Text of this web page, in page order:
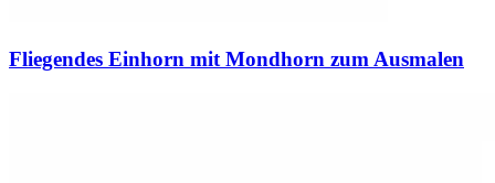
Fliegendes Einhorn mit Mondhorn zum Ausmalen